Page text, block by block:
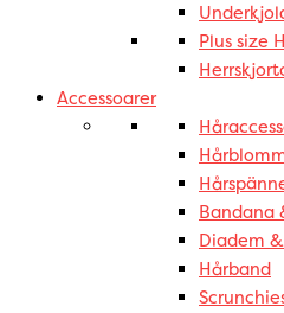
Plus size
Accessoarer
Bandana
Diadem
Hårband